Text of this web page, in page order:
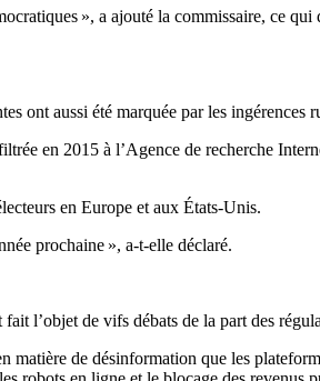
», a ajouté la commissaire, ce
ont aussi été marquée par les ingérences
en 2015 à l’Agence de recherche
en Europe et aux États-Unis.
prochaine », a-t-elle déclaré.
l’objet de vifs débats de la part des
matière de désinformation que les